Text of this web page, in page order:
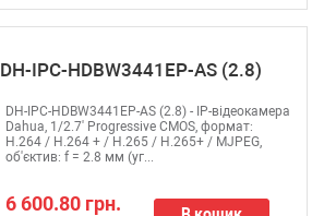
DH-IPC-HDBW3441EP-AS (2.8)
6 600.80 грн.
DH-IPC-HDBW3441EP-AS (2.8) - IP-відеокамера
Dahua, 1/2.7' Progressive CMOS, формат:
H.264 / H.264 + / H.265 / H.265+ / MJPEG,
об'єктив: f = 2.8 мм (уг...